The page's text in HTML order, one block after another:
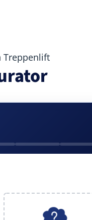
Treppenlift